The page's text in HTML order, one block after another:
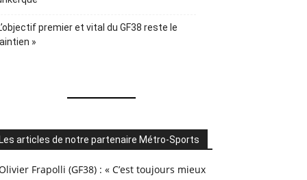
premier et vital du GF38 reste le
»
Les articles de notre partenaire Métro-Sports
Frapolli (GF38) : « C’est toujours mieux